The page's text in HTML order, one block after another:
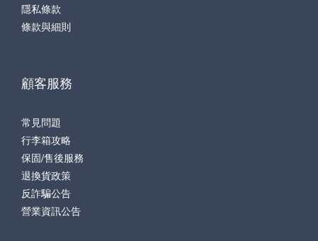
隱私條款
條款與細則
顧客服務
常見問題
行李箱攻略
保固/售後服務
退換貨政策
反詐騙公告
營業資訊公告